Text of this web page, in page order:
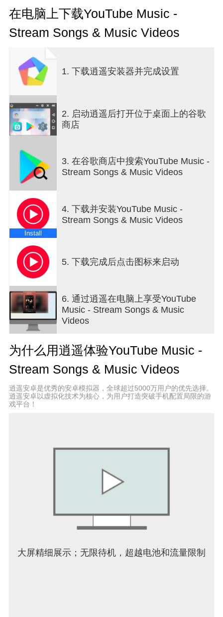
● 为您精选个性化播放列表和合辑，都是您钟爱的音
乐类型
● 为您精选适合各种日常活动的个性化合辑，可以在
● 您可以将推荐歌曲制作成播放列表，也可以与其他
音乐迷共同制作完美的播放列表
● 您可以在个性化音乐库中查看所有顶过和添加过的
歌曲、播放列表、音乐人和专辑
紧跟时尚前线，发现新潮音乐：
● 为您精心策划音乐合辑，例如“发现合辑”和“新歌合
辑”
和电子音乐、蓝调、独立音乐和另类音乐、爵士、
韩国流行音乐、拉丁和摇滚等）
● 按照不同曲调探索音乐（放松、轻松愉悦、能量满
● 世界各地热门榜单作品应有尽有
以独具特色的功能，让听音乐变得更有趣：
● 歌词在手，嗨唱无忧
● 手机、桌面设备、智能音箱、智能电视、汽车、智
能手表和您喜爱的应用，都能拿来播放
● 兼容 Google 地图、Waze、Google 助理等
升级至 Music Premium（仅在部分国家/地区提供）
可获享以下福利：
● 享受无广告聆听体验
● 在后台播放音乐
● 使用 YouTube Music，在音频和视频之间无缝切
换
----------
只有首次订阅 YouTube Red、Music Premium、
YouTube Premium 和 Google Play 音乐的用户才能
在电脑上下载YouTube Music -
Stream Songs & Music Videos
1. 下载逍遥安装器并完成设置
2. 启动逍遥后打开位于桌面上的谷歌
商店
3. 在谷歌商店中搜索YouTube Music -
Stream Songs & Music Videos
Install
4. 下载并安装YouTube Music -
Stream Songs & Music Videos
5. 下载完成后点击图标来启动
6. 通过逍遥在电脑上享受YouTube
Music - Stream Songs & Music
Videos
为什么用逍遥体验YouTube Music -
Stream Songs & Music Videos
逍遥安卓是优秀的安卓模拟器，全球超过5000万用户的优先选择。
逍遥安卓以虚拟化技术为核心，为用户打造突破手机配置局限的游
戏平台！
大屏精细展示；无限待机，超越电池和流量限制